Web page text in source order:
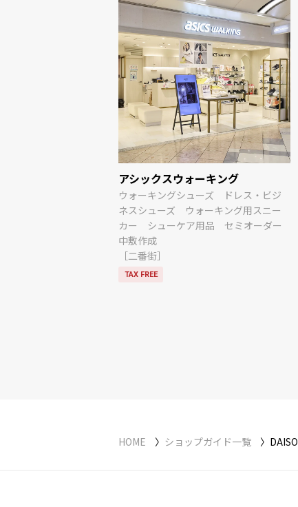
アシックスウォーキング
ウォーキングシューズ ドレス・ビジ
ネスシューズ ウォーキング用スニー
カー シューケア用品 セミオーダー
中敷作成
［二番街］
TAX FREE
HOME ショップガイド一覧 DAISO